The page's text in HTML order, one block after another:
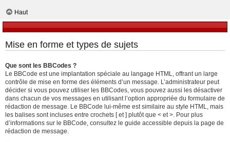
Haut
Mise en forme et types de sujets
Que sont les BBCodes ?
Le BBCode est une implantation spéciale au langage HTML, offrant un large
contrôle de mise en forme des éléments d’un message. L’administrateur peut
décider si vous pouvez utiliser les BBCodes, vous pouvez aussi les désactiver
dans chacun de vos messages en utilisant l’option appropriée du formulaire de
rédaction de message. Le BBCode lui-même est similaire au style HTML, mais
les balises sont incluses entre crochets [ et ] plutôt que < et >. Pour plus
d’informations sur le BBCode, consultez le guide accessible depuis la page de
rédaction de message.